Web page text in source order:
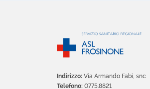
Indirizzo: Via Armando Fabi, snc
Telefono: 0775.8821